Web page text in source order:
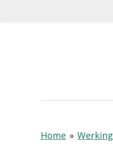
Home » Werking